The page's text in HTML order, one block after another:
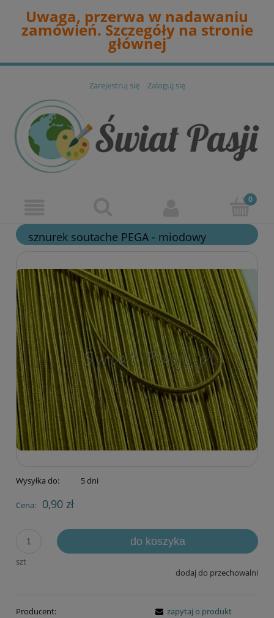
Uwaga, przerwa w nadawaniu
zamówień. Szczegóły na stronie
głównej
Zarejestruj się Zaloguj się
sznurek soutache PEGA - miodowy
Wysyłka do: 5 dni
Cena: 0,90 zł
szt
do koszyka
dodaj do przechowalni
Producent:
zapytaj o produkt